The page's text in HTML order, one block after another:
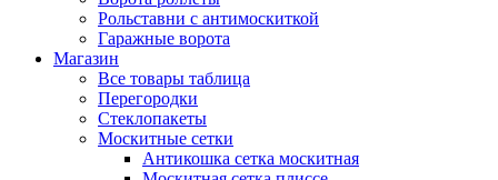
Рольставни с антимоскиткой
Гаражные ворота
Магазин
Все товары таблица
Перегородки
Стеклопакеты
Москитные сетки
Антикошка сетка москитная